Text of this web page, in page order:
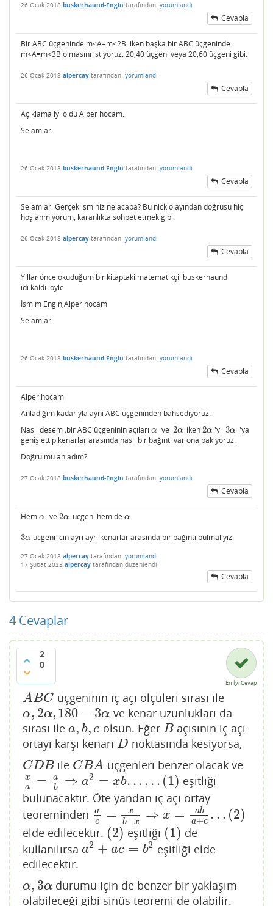
26 Ocak 2018 buskerhaund-Engin tarafından yorumlandı
Cevapla
Bir ABC üçgeninde m<A=m<2B iken başka bir ABC üçgeninde
m<A=m<3B olmasını istiyoruz. 20,40 üçgeni veya 20,60 üçgeni gibi.
26 Ocak 2018 alpercay tarafından yorumlandı
Cevapla
Açıklama iyi oldu Alper hocam.
Selamlar
26 Ocak 2018 buskerhaund-Engin tarafından yorumlandı
Cevapla
Selamlar. Gerçek isminiz ne acaba? Bu nick olayından doğrusu hiç
hoşlanmıyorum, karanlıkta sohbet etmek gibi.
26 Ocak 2018 alpercay tarafından yorumlandı
Cevapla
Yıllar önce okuduğum bir kitaptaki matematikçi buskerhaund
idi.kaldi öyle
İsmim Engin,Alper hocam
Selamlar
26 Ocak 2018 buskerhaund-Engin tarafından yorumlandı
Cevapla
Alper hocam
Anladığım kadarıyla aynı ABC üçgeninden bahsediyoruz.
Nasıl desem ;bir ABC üçgeninin açıları α
α ve 2α
2α iken2α
2α 'yı3α
3α 'ya
genişlettip kenarlar arasında nasıl bir bağıntı var ona bakıyoruz.
Doğru mu anladım?
27 Ocak 2018 buskerhaund-Engin tarafından yorumlandı
Cevapla
Hem α
α ve 2α
2α ucgeni hem deα
α
3α
3α ucgeni icin ayri ayri kenarlar arasinda bir bağıntı bulmaliyiz.
27 Ocak 2018 alpercay tarafından yorumlandı
17 Şubat 2023 alpercay tarafından düzenlendi
Cevapla
4 Cevaplar
2
0
En İyi Cevap
ABC
ABC üçgeninin iç açı ölçüleri sırası ile
α, 2α,180 − 3α
α,2 α,180−3α
ve kenar uzunlukları da
sırası ile a, b, c
a,b,c olsun. Eğer B
B açısının iç açı
ortayı karşı kenarı D
D noktasında kesiyorsa,
CDB
CDB ile CBA
CBA üçgenleri benzer olacak ve
x
a
=
a
b
⇒ a2 = xb. .. . . . (1)
xa =a b⇒ a2= xb. .... (1)
eşitliği
bulunacaktır. Öte yandan iç açı ortay
teoreminden
a
c
=
x
b−x ⇒ x = ab
a+c . . . (2)
ac =xb−x⇒ x=a ba +c ..(2)
elde edilecektir. (2)
(2) eşitliği (1)
(1)
de
kullanılırsa a2 + ac = b2
a2 +ac=b 2
eşitliği elde
edilecektir.
α, 3α
α,3 α
durumu için de benzer bir yaklaşım
olabileceği gibi sinüs teoremi de olabilir.